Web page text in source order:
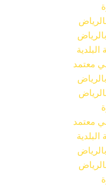
معتمد
معتمد